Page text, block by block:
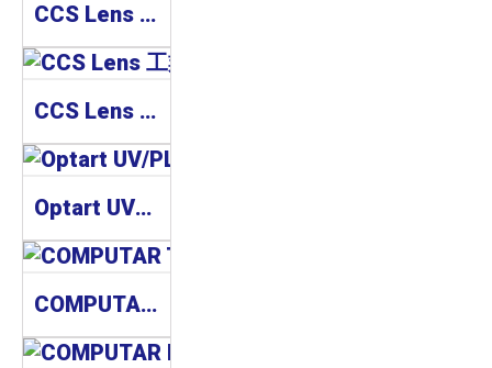
CCS Lens 工業鏡頭 SE-65 Series
CCS Lens 工業鏡頭 SE-110 Series
Optart UV/PL Filter Series 濾鏡
COMPUTAR TEC Series 工業鏡頭